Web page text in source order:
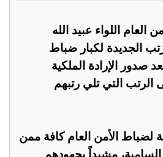
العام اللواء عبيد الله
الجديدة لكبار ضباط
صدور الإرادة الملكية
الرتب التي تلي رتبهم
لضباط الأمن العام كافة ممن
السامية، مشيداً بجهودهم